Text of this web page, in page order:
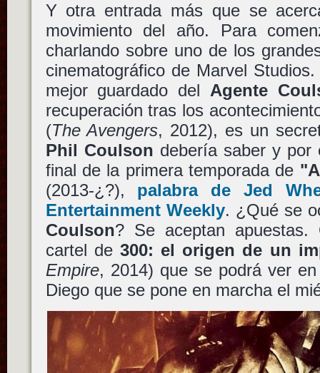
Y otra entrada más que se
movimiento del año. Para
charlando sobre uno de los
cinematográfico de Marvel
mejor guardado del Agente
recuperación tras los
(The Avengers, 2012), es un
Phil Coulson debería saber y por
final de la primera temporada de
(2013-¿?), palabra de Jed
Entertainment Weekly. ¿Qué se
Coulson? Se aceptan
cartel de 300: el origen de un
Empire, 2014) que se podrá ver
Diego que se pone en marcha el